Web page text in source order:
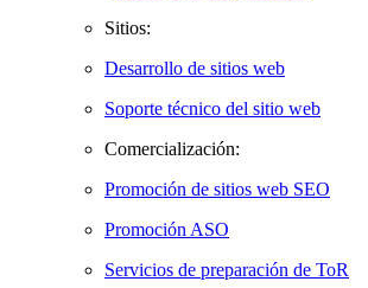
Sitios:
Desarrollo de sitios web
Soporte técnico del sitio web
Comercialización:
Promoción de sitios web SEO
Promoción ASO
Servicios de preparación de ToR